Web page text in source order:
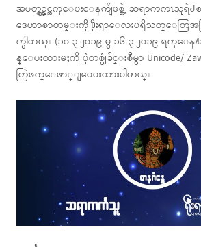
အပတ္စဥ္တင္ဆက္ေပးေနက်ျဖစ္တဲ့ ဆရာကကၤသူ
ဒေဟာစာတမ္းကို ႐ိုးရာေလးပရိသတ္ေတြ
က္ပါတယ္။ (၁၀-၃-၂၀၁၉ မွ ၁၆-၃-၂၀၁၉ ရက္ေ
န္ေပးထားမႈကို ပုံတစ္ပုံခ်င္းစီမွာ Unicode/
တြဲဖက္ေဖာ္ျပေပးထားပါတယ္။